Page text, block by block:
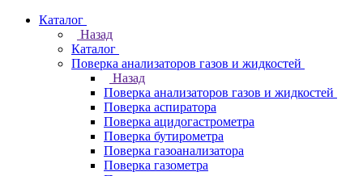
Каталог
Назад
Каталог
Поверка анализаторов газов и жидкостей
Назад
Поверка анализаторов газов и жидкостей
Поверка аспиратора
Поверка ацидогастрометра
Поверка бутирометра
Поверка газоанализатора
Поверка газометра